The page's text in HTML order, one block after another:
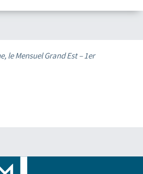
le Mensuel Grand Est – 1er